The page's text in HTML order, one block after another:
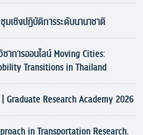
มเชิงปฏิบัติการระดับนานาชาติ
าการออนไลน์ Moving Cities:
Transitions in Thailand
Graduate Research Academy 2026
in Transportation Research.